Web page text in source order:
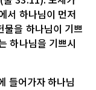
서 하나님이 먼저
물을 하나님이 기쁘
하나님을 기쁘시
들어가자 하나님